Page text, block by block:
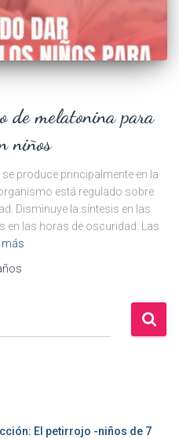
de melatonina para
niños
produce principalmente en la
está regulado sobre
Disminuye la síntesis en las
en las horas de oscuridad. Las
más
El petirrojo -niños de 7